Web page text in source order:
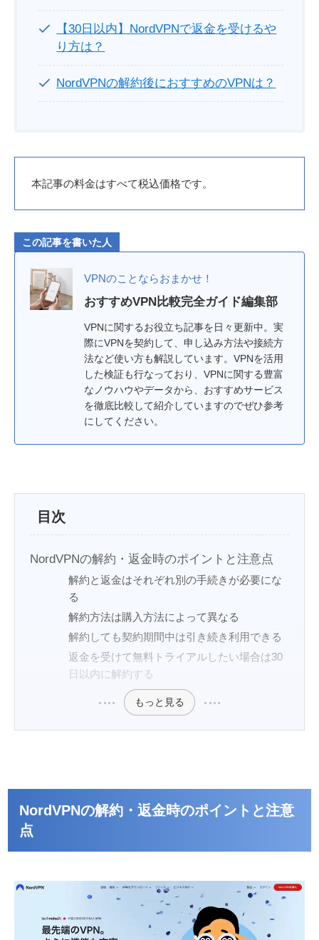
【30日以内】NordVPNで返金を受けるや
り方は？
NordVPNの解約後におすすめのVPNは？
本記事の料金はすべて税込価格です。
この記事を書いた人
VPNのことならおまかせ！
おすすめVPN比較完全ガイド編集部
VPNに関するお役立ち記事を日々更新中。実
際にVPNを契約して、申し込み方法や接続方
法など使い方も解説しています。VPNを活用
した検証も行なっており、VPNに関する豊富
なノウハウやデータから、おすすめサービス
を徹底比較して紹介していますのでぜひ参考
にしてください。
目次
NordVPNの解約・返金時のポイントと注意点
解約と返金はそれぞれ別の手続きが必要にな
る
解約方法は購入方法によって異なる
解約しても契約期間中は引き続き利用できる
返金を受けて無料トライアルしたい場合は30
日以内に解約する
もっと見る
NordVPNの解約・返金時のポイントと注意
点